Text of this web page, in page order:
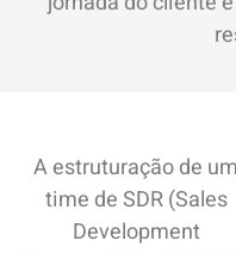
A estruturação de um
time de SDR (Sales
Development